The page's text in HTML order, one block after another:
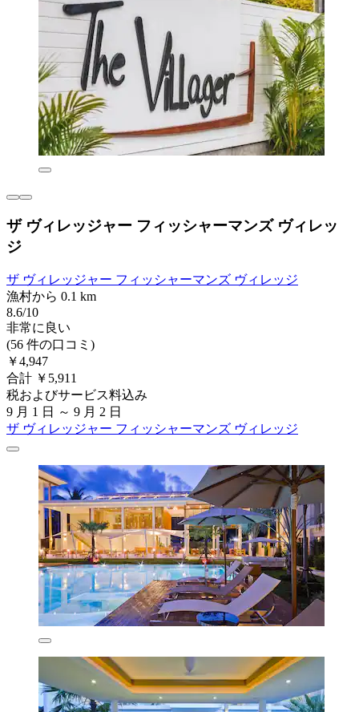
ザ ヴィレッジャー フィッシャーマンズ ヴィレッ
ジ
ザ ヴィレッジャー フィッシャーマンズ ヴィレッジ
漁村から 0.1 km
8.6/10
非常に良い
(56 件の口コミ)
￥4,947
合計 ￥5,911
税およびサービス料込み
9 月 1 日 ～ 9 月 2 日
ザ ヴィレッジャー フィッシャーマンズ ヴィレッジ